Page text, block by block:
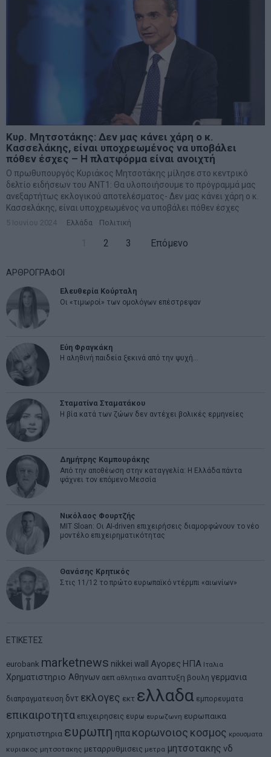
Κυρ. Μητσοτάκης: Δεν μας κάνει χάρη ο κ.
Κασσελάκης, είναι υποχρεωμένος να υποβάλει
πόθεν έσχες – Η πλατφόρμα είναι ανοιχτή
Ο πρωθυπουργός Κυριάκος Μητσοτάκης μίλησε στο κεντρικό
δελτίο ειδήσεων του ΑΝΤ1: Θα υλοποιήσουμε το πρόγραμμά μας
ανεξαρτήτως εκλογικού αποτελέσματος- Δεν μας κάνει χάρη ο κ.
Κασσελάκης, είναι υποχρεωμένος να υποβάλει πόθεν έσχες
5 Ιουνίου 2024 Ελλάδα Πολιτική
2 3 Επόμενο
ΑΡΘΡΟΓΡΑΦΟΙ
Ελευθερία Κούρταλη
Οι «τιμωροί» των ομολόγων επέστρεψαν
Εύη Φραγκάκη
Η αληθινή παιδεία ξεκινά από την ψυχή…
Σταματίνα Σταματάκου
Η βία κατά των ζώων δεν αντέχει βολικές ερμηνείες
Δημήτρης Καμπουράκης
Από την αποθέωση στην καταγγελία: Η Ελλάδα πάντα
ψάχνει τον επόμενο Μεσσία
Νικόλαος Φουρτζής
MIT Sloan: Οι AI-driven επιχειρήσεις διαμορφώνουν το νέο
μοντέλο επιχειρηματικότητας
Θανάσης Κρητικός
Στις 11/12 το πρώτο ευρωπαϊκό ντέρμπι «αιωνίων»
ΕΤΙΚΕΤΕΣ
eurobank marketnews nikkei wall Αγορες ΗΠΑ Ιταλια
Χρηματιστηριο Αθηνων αεπ αθλητικα αναπτυξη βουλη γερμανια
διαπραγματευση δντ εκλογες εκτ ελλαδα εμπορευματα
επικαιροτητα επιχειρησεις ευρω ευρωζωνη ευρωπαικα
χρηματιστηρια ευρωπη ηπα κορωνοιος κοσμος κρουσματα
κυριακος μητσοτακης μεταρρυθμισεις μετρα μητσοτακης νδ